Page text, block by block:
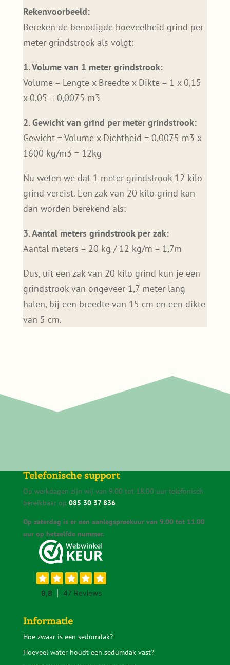
Rekenvoorbeeld:
Bereken de benodigde hoeveelheid grind per
meter grindstrook als volgt:
1. Volume van 1 meter grindstrook:
Volume = Lengte x Breedte x Dikte = 1 x 0,15
x 0,05 = 0,0075 m3
2. Gewicht van grind per meter grindstrook:
Gewicht = Volume x Dichtheid = 0,0075 m3 x
1600 kg/m3 = 12kg
Nu weten we dat 1 meter grindstrook 12 kilo
grind vereist. Een zak van 20 kilo grind kan
dan worden berekend als:
3. Aantal meters grindstrook per zak:
Aantal meters = 20 kg / 12 kg/m = 1,7m
Dus, uit een zak van 20 kilo grind kun je een
grindstrook van ongeveer 1,7 meter lang
halen, bij een breedte van 15 cm en een dikte
van 5 cm.
Telefonische support
Op werkdagen zijn wij van 9.00 tot 18.00 uur telefonisch
bereikbaar op 085 30 37 836.
Op zaterdag is er een aanlegspreekuur van 9.00 tot 11.00
uur op hetzelfde nummer.
Informatie
Hoe zwaar is een sedumdak?
Hoeveel water houdt een sedumdak vast?